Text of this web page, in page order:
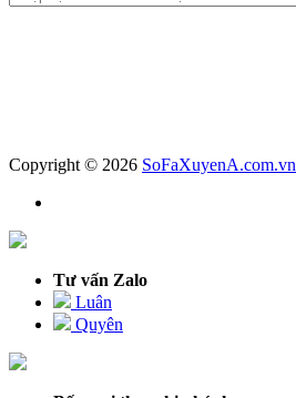
Copyright © 2026 SoFaXuyenA.com.vn
Tư vấn Zalo
Luân
Quyên